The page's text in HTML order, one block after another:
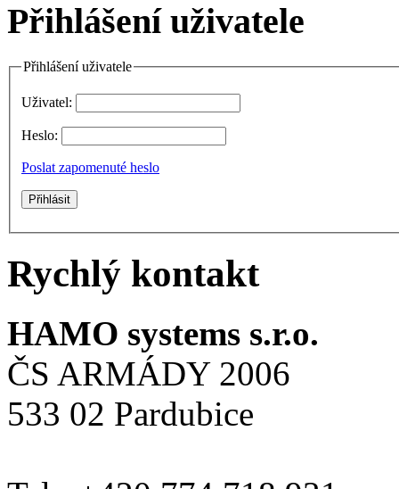
Přihlášení uživatele
Přihlášení uživatele
Uživatel:
Heslo:
Poslat zapomenuté heslo
Rychlý kontakt
HAMO systems s.r.o.
ČS ARMÁDY 2006
533 02 Pardubice